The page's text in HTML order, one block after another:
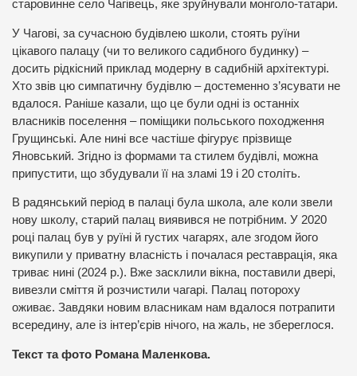
старовинне село Чагівець, яке зруйнували монголо-татари.
У Чагові, за сучасною будівлею школи, стоять руїни
цікавого палацу (чи то великого садибного будинку) –
досить рідкісний приклад модерну в садибній архітектурі.
Хто звів цю симпатичну будівлю – достеменно з’ясувати не
вдалося. Раніше казали, що це були одні із останніх
власників поселення – поміщики польського походження
Грущинські. Але нині все частіше фігурує прізвище
Яновський. Згідно із формами та стилем будівлі, можна
припустити, що збудували її на зламі 19 і 20 століть.
В радянський період в палаці була школа, але коли звели
нову школу, старий палац виявився не потрібним. У 2020
році палац був у руїні й густих чагарях, але згодом його
викупили у приватну власність і почалася реставрація, яка
триває нині (2024 р.). Вже засклили вікна, поставили двері,
вивезли сміття й розчистили чагарі. Палац потороху
оживає. Завдяки новим власникам нам вдалося потрапити
всередину, але із інтер’єрів нічого, на жаль, не збереглося.
Текст та фото Романа Маленкова.